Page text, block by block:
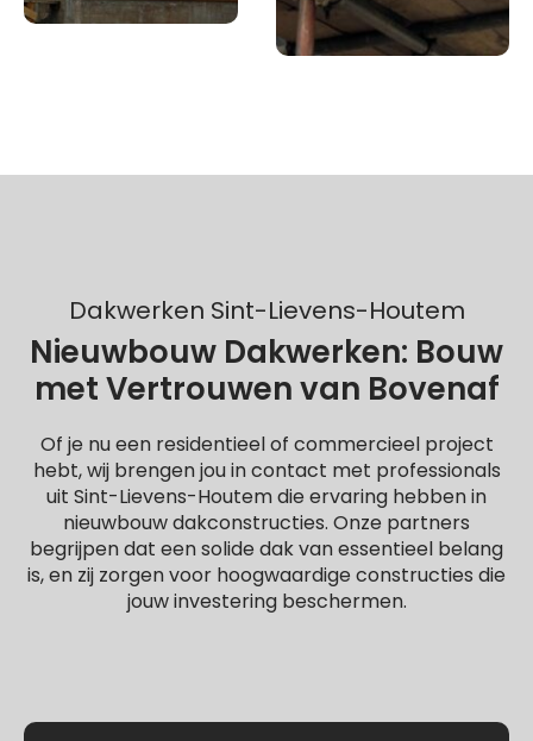
Dakwerken Sint-Lievens-Houtem
Nieuwbouw Dakwerken: Bouw
met Vertrouwen van Bovenaf
Of je nu een residentieel of commercieel project
hebt, wij brengen jou in contact met professionals
uit Sint-Lievens-Houtem die ervaring hebben in
nieuwbouw dakconstructies. Onze partners
begrijpen dat een solide dak van essentieel belang
is, en zij zorgen voor hoogwaardige constructies die
jouw investering beschermen.